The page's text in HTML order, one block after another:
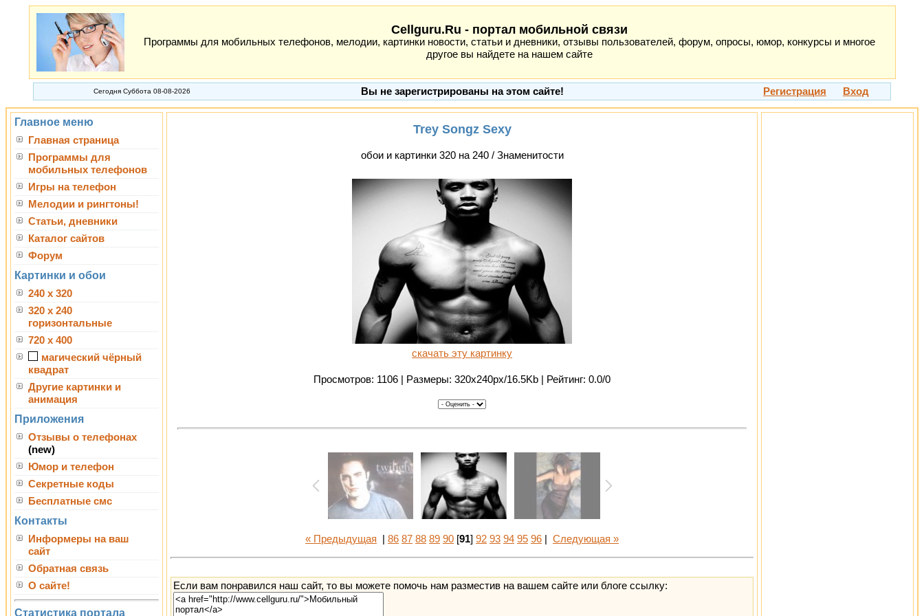
Cellguru.Ru - портал мобильной связи
Программы для мобильных телефонов, мелодии, картинки новости, статьи и дневники, отзывы пользователей, форум, опросы, юмор, конкурсы и многое
другое вы найдете на нашем сайте
Сегодня Суббота 08-08-2026 Вы не зарегистрированы на этом сайте! Регистрация Вход
Главное меню
Главная страница
Программы для
мобильных телефонов
Игры на телефон
Мелодии и рингтоны!
Статьи, дневники
Каталог сайтов
Форум
Картинки и обои
240 x 320
320 x 240
горизонтальные
720 x 400
магический чёрный
квадрат
Другие картинки и
анимация
Приложения
Отзывы о телефонах
(new)
Юмор и телефон
Секретные коды
Бесплатные смс
Контакты
Информеры на ваш
сайт
Обратная связь
О сайте!
Статистика портала
Trey Songz Sexy
обои и картинки 320 на 240 / Знаменитости
скачать эту картинку
Просмотров: 1106 | Размеры: 320x240px/16.5Kb | Рейтинг: 0.0/0
« Предыдущая 86 87 88 89 90 [91] 92 93 94 95 96 Следующая »
Если вам понравился наш сайт, то вы можете помочь нам разместив на вашем сайте или блоге ссылку: